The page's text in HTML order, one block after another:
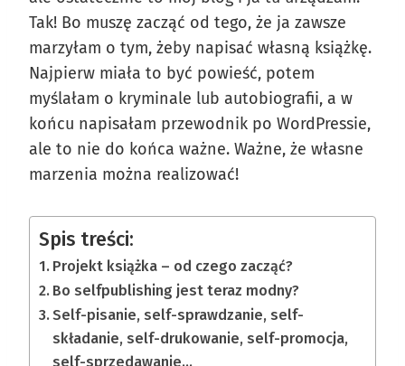
Tak! Bo muszę zacząć od tego, że ja zawsze
marzyłam o tym, żeby napisać własną książkę.
Najpierw miała to być powieść, potem
myślałam o kryminale lub autobiografii, a w
końcu napisałam przewodnik po WordPressie,
ale to nie do końca ważne. Ważne, że własne
marzenia można realizować!
Spis treści:
Projekt książka – od czego zacząć?
Bo selfpublishing jest teraz modny?
Self-pisanie, self-sprawdzanie, self-
składanie, self-drukowanie, self-promocja,
self-sprzedawanie…